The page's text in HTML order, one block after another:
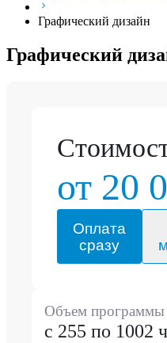
Графический дизайн
Графический
от 20
Оплата
сразу
Объем программы
с 255 по 1002